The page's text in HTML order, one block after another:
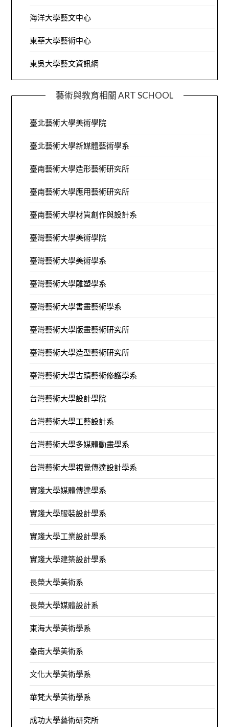
海洋大學藝文中心
東華大學藝術中心
東吳大學藝文資訊網
藝術與教育相關 ART SCHOOL
臺北藝術大學美術學院
臺北藝術大學新媒體藝術學系
臺南藝術大學造形藝術研究所
臺南藝術大學應用藝術研究所
臺南藝術大學材質創作與設計系
臺灣藝術大學美術學院
臺灣藝術大學美術學系
臺灣藝術大學雕塑學系
臺灣藝術大學書畫藝術學系
臺灣藝術大學版畫藝術研究所
臺灣藝術大學造型藝術研究所
臺灣藝術大學古蹟藝術修護學系
台灣藝術大學設計學院
台灣藝術大學工藝設計系
台灣藝術大學多媒體動畫學系
台灣藝術大學視覺傳達設計學系
實踐大學媒體傳達學系
實踐大學服裝設計學系
實踐大學工業設計學系
實踐大學建築設計學系
長榮大學美術系
長榮大學媒體設計系
東海大學美術學系
臺南大學美術系
文化大學美術學系
華梵大學美術學系
成功大學藝術研究所